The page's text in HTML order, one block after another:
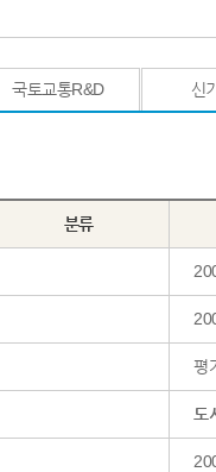
국토교통R&D 신
분류
평
도